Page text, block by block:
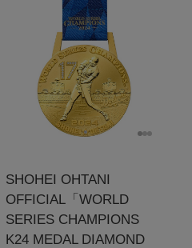
SHOHEI OHTANI
OFFICIAL「WORLD
SERIES CHAMPIONS
K24 MEDAL DIAMOND